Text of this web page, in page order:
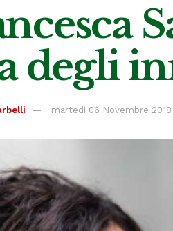
degli
martedì 06 Novembre 2018